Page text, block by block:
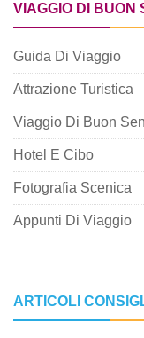
VIAGGIO DI BUON
Guida Di Viaggio
Attrazione Turistica
Viaggio Di Buon
Hotel E Cibo
Fotografia Scenica
Appunti Di Viaggio
ARTICOLI